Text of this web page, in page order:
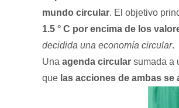
mundo circular. El objetivo
1.5 ° C por encima de los
decidida una economía circular.
Una agenda circular sumada a
que las acciones de ambas